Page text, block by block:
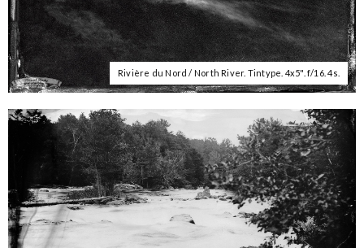
Rivière du Nord / North River. Tintype. 4x5". f/16. 4s.